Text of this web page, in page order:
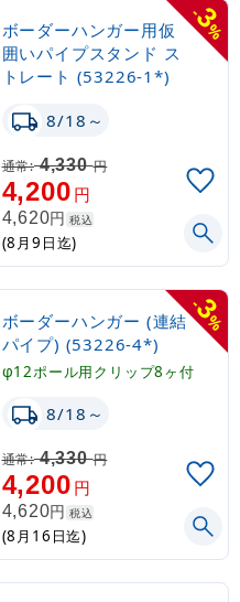
-
3
%
ボーダーハンガー用仮
囲いパイプスタンド ス
トレート (53226-1*)
8/18～
通常:4,330円
4,200円
4,620円 税込
(8月9日迄)
-
3
%
ボーダーハンガー (連結
パイプ) (53226-4*)
φ12ポール用クリップ8ヶ付
8/18～
通常:4,330円
4,200円
4,620円 税込
(8月16日迄)